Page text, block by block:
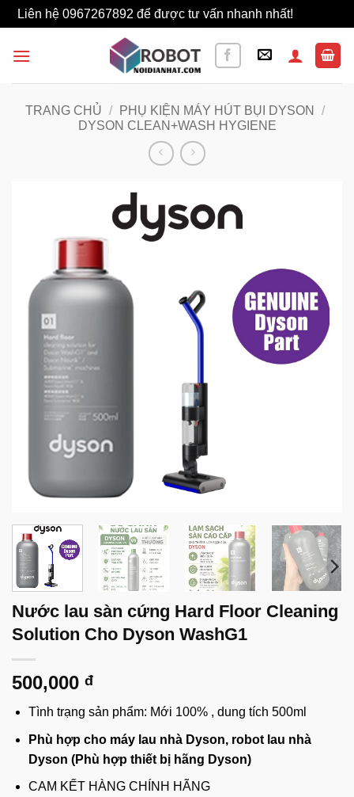
Liên hệ 0967267892 để được tư vấn nhanh nhất!
qua
TRANG CHỦ
/ PHỤ KIỆN MÁY HÚT BỤI DYSON
/
DYSON CLEAN+WASH HYGIENE
Nước lau sàn cứng Hard Floor Cleaning
Solution Cho Dyson WashG1
500,000 đ
Tình trạng sản phẩm: Mới 100% , dung tích 500ml
Phù hợp cho máy lau nhà Dyson, robot lau nhà
Dyson (Phù hợp thiết bị hãng Dyson)
CAM KẾT HÀNG CHÍNH HÃNG